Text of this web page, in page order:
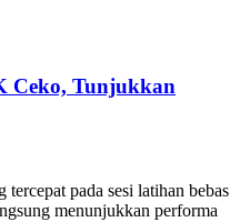
Ceko, Tunjukkan
pada sesi latihan bebas
menunjukkan performa